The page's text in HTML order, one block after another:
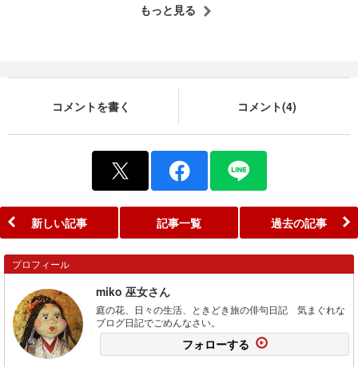
もっと見る
コメントを書く コメント(4)
新しい記事 記事一覧 過去の記事
プロフィール
miko 巫女さん
庭の花、日々の生活、ときどき旅の俳句日記 気まぐれな
ブログ日記でごめんなさい。
フォローする